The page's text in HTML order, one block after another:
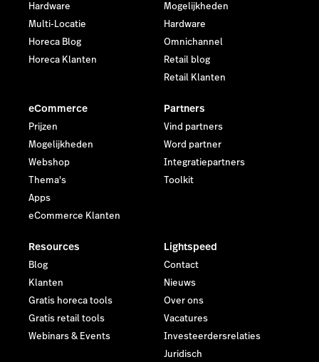
Hardware
Multi-Locatie
Horeca Blog
Horeca Klanten
Mogelijkheden
Hardware
Omnichannel
Retail blog
Retail Klanten
eCommerce
Prijzen
Mogelijkheden
Webshop
Thema's
Apps
eCommerce Klanten
Partners
Vind partners
Word partner
Integratiepartners
Toolkit
Resources
Blog
Klanten
Gratis horeca tools
Gratis retail tools
Webinars & Events
Lightspeed
Contact
Nieuws
Over ons
Vacatures
Investeerdersrelaties
Juridisch